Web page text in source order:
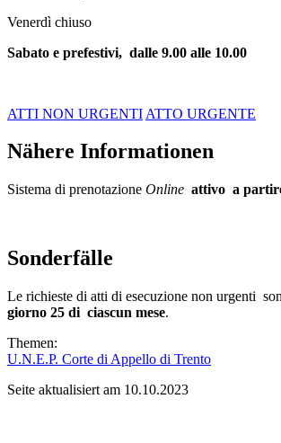
Venerdì chiuso
Sabato e prefestivi, dalle 9.00 alle 10.00
ATTI NON URGENTI ATTO URGENTE
Nähere Informationen
Sistema di prenotazione Online attivo a
Sonderfälle
Le richieste di atti di esecuzione non urgenti
giorno 25 di ciascun mese.
Themen:
U.N.E.P. Corte di Appello di Trento
Seite aktualisiert am 10.10.2023